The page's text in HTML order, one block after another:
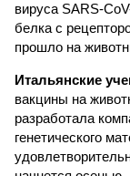
вируса SARS-
белка с
прошло на
Итальянские
вакцины на
разработала
генетического